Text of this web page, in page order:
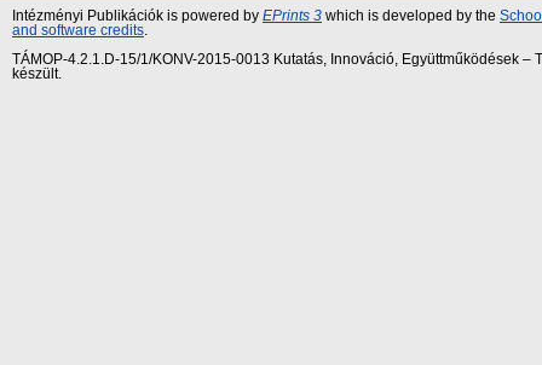
Intézményi Publikációk is powered by EPrints 3 which is developed by the
and software credits.
TÁMOP-4.2.1.D-15/1/KONV-2015-0013 Kutatás, Innováció, Együttműködések
készült.